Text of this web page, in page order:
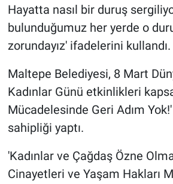
Hayatta nasıl bir duruş
bulunduğumuz her yerde o
zorundayız' ifadelerini kullandı.
Maltepe Belediyesi, 8 Mart
Kadınlar Günü etkinlikleri
Mücadelesinde Geri Adım
sahipliği yaptı.
'Kadınlar ve Çağdaş Özne
Cinayetleri ve Yaşam Hakları